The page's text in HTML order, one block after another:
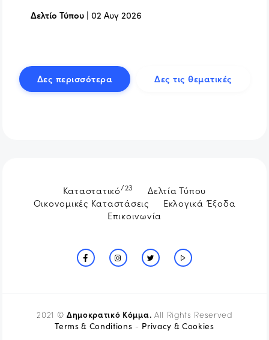
Δελτίο Τύπου |02 Αυγ 2026
Δες περισσότερα Δες τις θεματικές
Καταστατικό/23
Δελτία Τύπου
Οικονομικές Καταστάσεις
Εκλογικά Έξοδα
Επικοινωνία
2021 ©Δημοκρατικό Κόμμα. All Rights Reserved
Terms & Conditions - Privacy & Cookies